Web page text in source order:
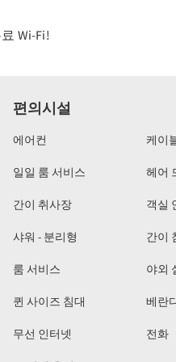
Wi-Fi!
편의시설
에어컨 케이
일일 룸 서비스 헤어
간이 취사장 객실
샤워 - 분리형 간이
룸 서비스 야외
퀸 사이즈 침대 베란
무선 인터넷 전화